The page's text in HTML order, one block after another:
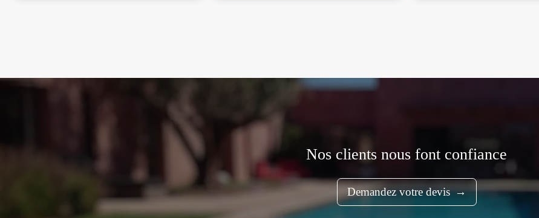
Nos clients nous font confiance
Demandez votre devis